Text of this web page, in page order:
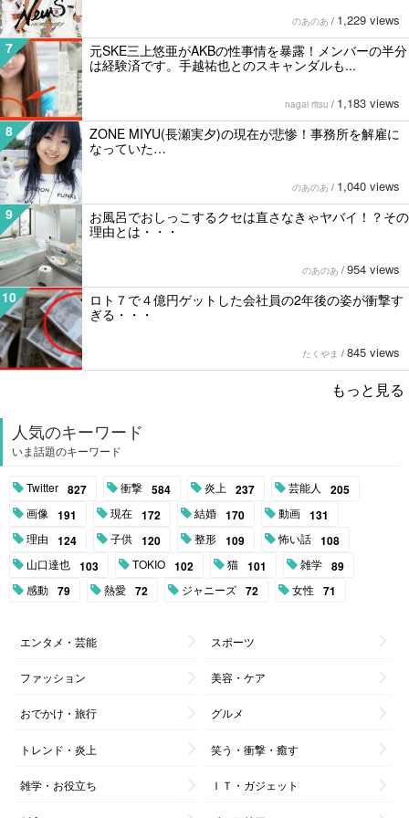
のあのあ / 1,229 views
7
元SKE三上悠亜がAKBの性事情を暴露！メンバーの半分
は経験済です。手越祐也とのスキャンダルも...
nagai ritsu / 1,183 views
8
ZONE MIYU(長瀬実夕)の現在が悲惨！事務所を解雇に
なっていた…
のあのあ / 1,040 views
9
お風呂でおしっこするクセは直さなきゃヤバイ！？その
理由とは・・・
のあのあ / 954 views
10
ロト７で４億円ゲットした会社員の2年後の姿が衝撃す
ぎる・・・
たくやま / 845 views
もっと見る
人気のキーワード
いま話題のキーワード
Twitter 827 衝撃 584 炎上 237 芸能人 205
画像 191 現在 172 結婚 170 動画 131
理由 124 子供 120 整形 109 怖い話 108
山口達也 103 TOKIO 102 猫 101 雑学 89
感動 79 熱愛 72 ジャニーズ 72 女性 71
エンタメ・芸能 スポーツ
ファッション 美容・ケア
おでかけ・旅行 グルメ
トレンド・炎上 笑う・衝撃・癒す
雑学・お役立ち ＩＴ・ガジェット